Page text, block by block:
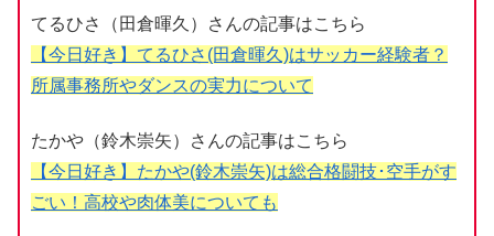
てるひさ（田倉暉久）さんの記事はこちら
【今日好き】てるひさ(田倉暉久)はサッカー経験者？
所属事務所やダンスの実力について
たかや（鈴木崇矢）さんの記事はこちら
【今日好き】たかや(鈴木崇矢)は総合格闘技･空手がす
ごい！高校や肉体美についても